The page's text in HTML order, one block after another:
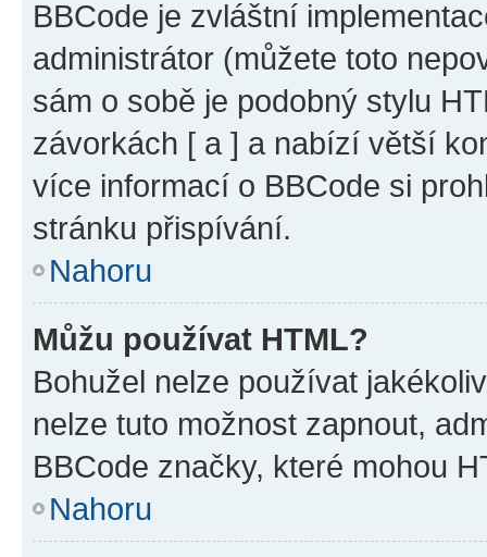
BBCode je zvláštní
administrátor (můžete toto
sám o sobě je podobný stylu
závorkách [ a ] a nabízí větší
více informací o BBCode si
stránku přispívání.
Nahoru
Můžu používat HTML?
Bohužel nelze používat
nelze tuto možnost zapnout,
BBCode značky, které mohou
Nahoru